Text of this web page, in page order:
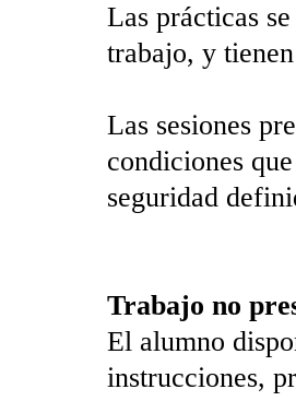
Las prácticas
trabajo, y
Las sesiones
condiciones
seguridad
Trabajo no
El alumno
instrucciones,